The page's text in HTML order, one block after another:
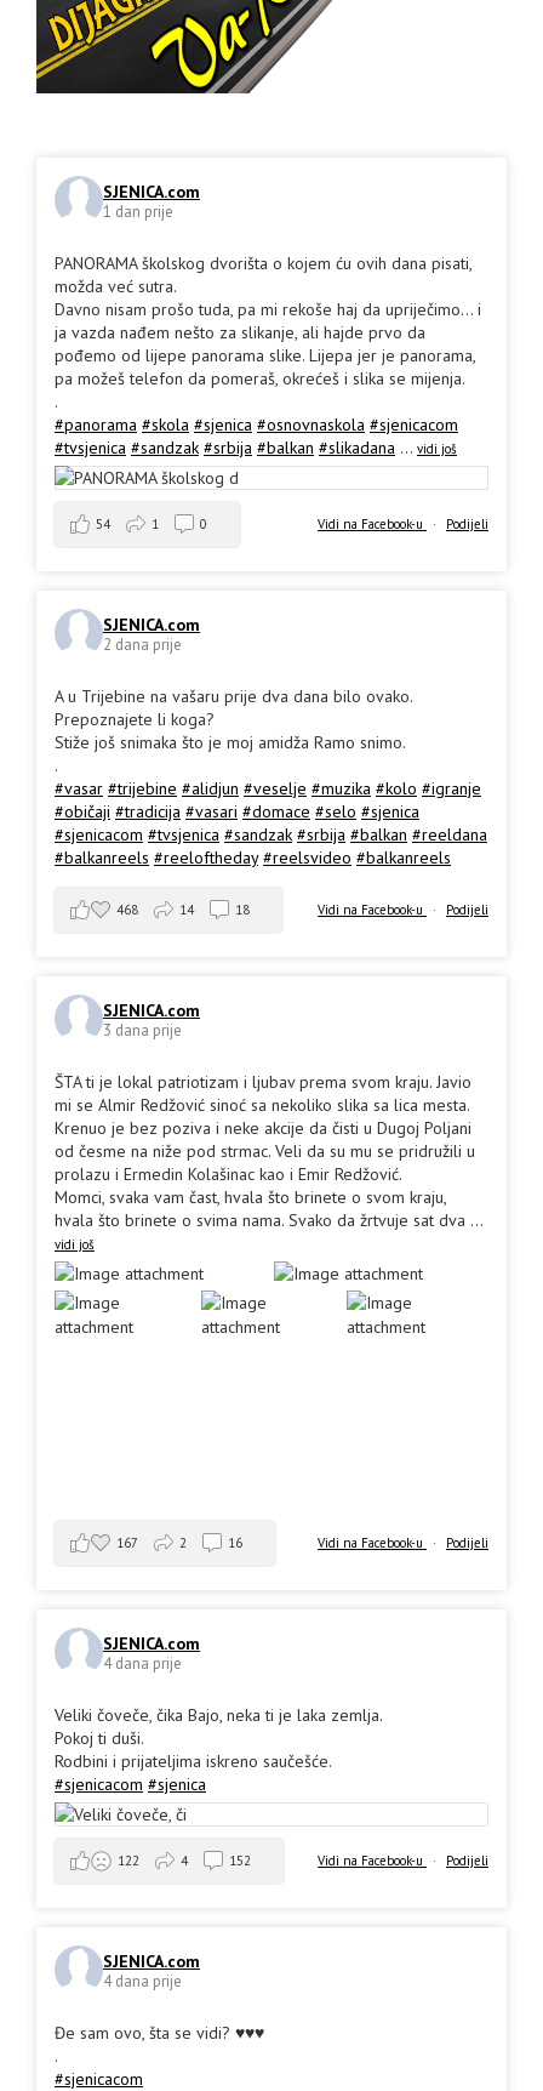
SJENICA.com
1 dan prije
PANORAMA školskog dvorišta o kojem ću ovih dana pisati,
možda već sutra.
Davno nisam prošo tuda, pa mi rekoše haj da upriječimo... i
ja vazda nađem nešto za slikanje, ali hajde prvo da
pođemo od lijepe panorama slike. Lijepa jer je panorama,
pa možeš telefon da pomeraš, okrećeš i slika se mijenja.
.
#panorama #skola #sjenica #osnovnaskola #sjenicacom
#tvsjenica #sandzak #srbija #balkan #slikadana ... vidi još
Vidi na Facebook-u · Podijeli
54 1 0
SJENICA.com
2 dana prije
A u Trijebine na vašaru prije dva dana bilo ovako.
Prepoznajete li koga?
Stiže još snimaka što je moj amidža Ramo snimo.
.
#vasar #trijebine #alidjun #veselje #muzika #kolo #igranje
#običaji #tradicija #vasari #domace #selo #sjenica
#sjenicacom #tvsjenica #sandzak #srbija #balkan #reeldana
#balkanreels #reeloftheday #reelsvideo #balkanreels
Vidi na Facebook-u · Podijeli
468 14 18
SJENICA.com
3 dana prije
ŠTA ti je lokal patriotizam i ljubav prema svom kraju. Javio
mi se Almir Redžović sinoć sa nekoliko slika sa lica mesta.
Krenuo je bez poziva i neke akcije da čisti u Dugoj Poljani
od česme na niže pod strmac. Veli da su mu se pridružili u
prolazu i Ermedin Kolašinac kao i Emir Redžović.
Momci, svaka vam čast, hvala što brinete o svom kraju,
hvala što brinete o svima nama. Svako da žrtvuje sat dva ...
vidi još
Vidi na Facebook-u · Podijeli
167 2 16
SJENICA.com
4 dana prije
Veliki čoveče, čika Bajo, neka ti je laka zemlja.
Pokoj ti duši.
Rodbini i prijateljima iskreno saučešće.
#sjenicacom #sjenica
Vidi na Facebook-u · Podijeli
122 4 152
SJENICA.com
4 dana prije
Đe sam ovo, šta se vidi? ♥️♥️♥️
.
#sjenicacom